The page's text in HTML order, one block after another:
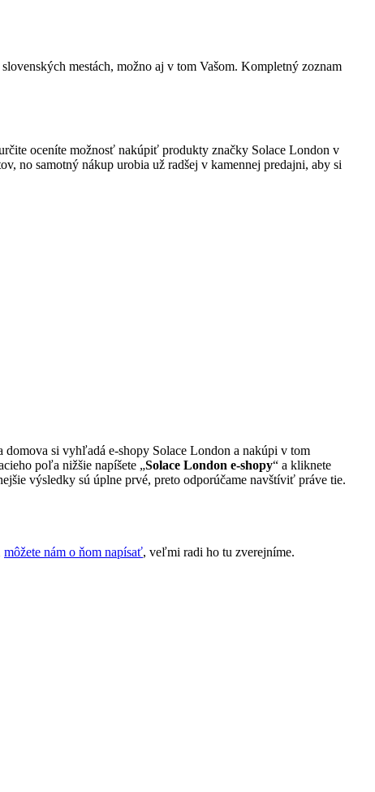
mestách, možno aj v tom Vašom. Kompletný zoznam
oceníte možnosť nakúpiť produkty značky Solace London v
no samotný nákup urobia už radšej v kamennej predajni, aby si
si vyhľadá e-shopy Solace London a nakúpi v tom
poľa nižšie napíšete „Solace London e-shopy“ a kliknete
výsledky sú úplne prvé, preto odporúčame navštíviť práve tie.
môžete nám o ňom napísať, veľmi radi ho tu zverejníme.